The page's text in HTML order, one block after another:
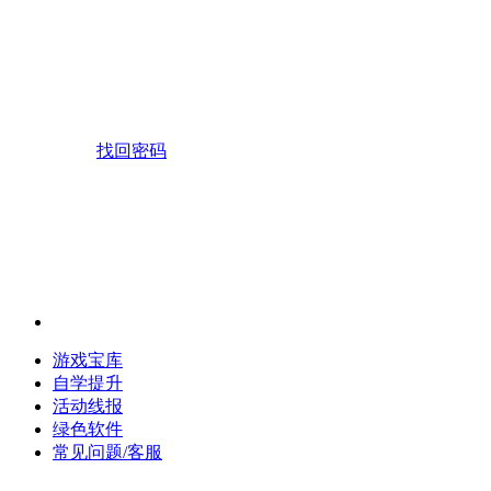
找回密码
游戏宝库
自学提升
活动线报
绿色软件
常见问题/客服